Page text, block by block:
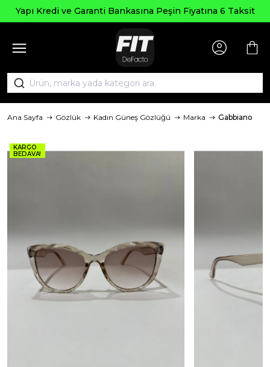
ve Garanti Bankasına Peşin Fiyatına 6 Taksit
Ana Sayfa Gözlük Kadın Güneş Gözlüğü Marka Gabbiano
KARGO
BEDAVA!